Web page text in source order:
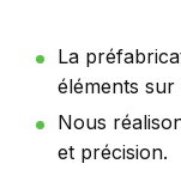
La
éléments
Nous
et précision.